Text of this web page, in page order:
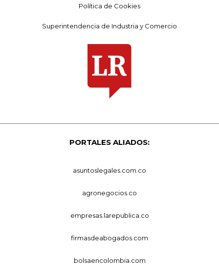
Política de Cookies
Superintendencia de Industria y Comercio
PORTALES ALIADOS:
asuntoslegales.com.co
agronegocios.co
empresas.larepublica.co
firmasdeabogados.com
bolsaencolombia.com